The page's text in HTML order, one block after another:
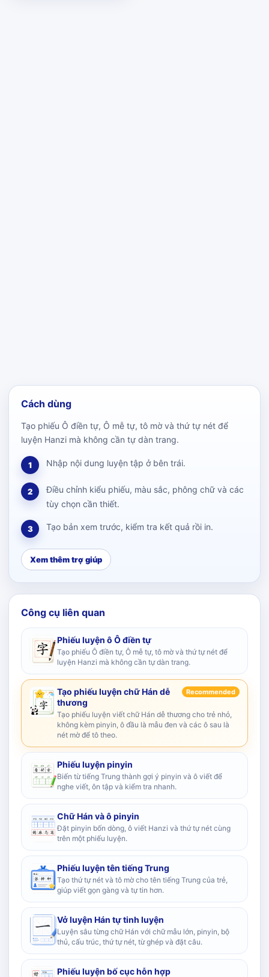
Cách dùng
Tạo phiếu Ô điền tự, Ô mễ tự, tô mờ và thứ tự nét để
luyện Hanzi mà không cần tự dàn trang.
1 Nhập nội dung luyện tập ở bên trái.
2
Điều chỉnh kiểu phiếu, màu sắc, phông chữ và các
tùy chọn cần thiết.
3 Tạo bản xem trước, kiểm tra kết quả rồi in.
Xem thêm trợ giúp
Công cụ liên quan
Phiếu luyện ô Ô điền tự
Tạo phiếu Ô điền tự, Ô mễ tự, tô mờ và thứ tự nét để
luyện Hanzi mà không cần tự dàn trang.
Tạo phiếu luyện chữ Hán dễ
thương
Recommended
Tạo phiếu luyện viết chữ Hán dễ thương cho trẻ nhỏ,
không kèm pinyin, ô đầu là mẫu đen và các ô sau là
nét mờ để tô theo.
Phiếu luyện pinyin
Biến từ tiếng Trung thành gợi ý pinyin và ô viết để
nghe viết, ôn tập và kiểm tra nhanh.
Chữ Hán và ô pinyin
Đặt pinyin bốn dòng, ô viết Hanzi và thứ tự nét cùng
trên một phiếu luyện.
Phiếu luyện tên tiếng Trung
Tạo thứ tự nét và tô mờ cho tên tiếng Trung của trẻ,
giúp viết gọn gàng và tự tin hơn.
Vở luyện Hán tự tinh luyện
Luyện sâu từng chữ Hán với chữ mẫu lớn, pinyin, bộ
thủ, cấu trúc, thứ tự nét, từ ghép và đặt câu.
Phiếu luyện bố cục hỗn hợp